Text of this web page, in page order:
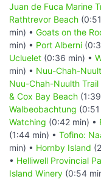
Juan de Fuca Marine
Rathtrevor Beach
min) • Goats on the
min) • Port Alberni
Ucluelet (0:36 min) •
min) • Nuu-Chah-
Nuu-Chah-Nuulth
& Cox Bay Beach
Walbeobachtung
Watching (0:42 min) •
(1:44 min) • Tofino:
min) • Hornby Island
• Helliwell Provincial
Island Winery (0:54